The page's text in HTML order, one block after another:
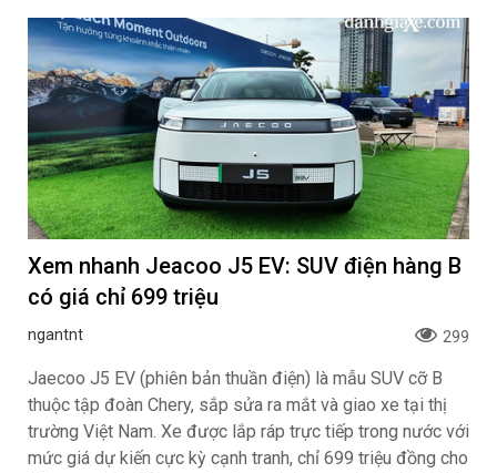
Xem nhanh Jeacoo J5 EV: SUV điện hàng B
có giá chỉ 699 triệu
ngantnt 299
Jaecoo J5 EV (phiên bản thuần điện) là mẫu SUV cỡ B
thuộc tập đoàn Chery, sắp sửa ra mắt và giao xe tại thị
trường Việt Nam. Xe được lắp ráp trực tiếp trong nước với
mức giá dự kiến cực kỳ cạnh tranh, chỉ 699 triệu đồng cho